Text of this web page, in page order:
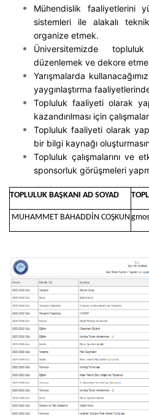
Mühendislik faaliyetlerini
sistemleri ile alakalı
organize etmek.
Üniversitemizde
düzenlemek ve dekore
Yarışmalarda
yaygınlaştırma
Topluluk faaliyeti olarak
kazandırılması için
Topluluk faaliyeti olarak
bir bilgi kaynağı
Topluluk çalışmalarını ve
sponsorluk görüşmeleri
TOPLULUK BAŞKANI AD SOYAD
MUHAMMET BAHADDİN COŞKUN